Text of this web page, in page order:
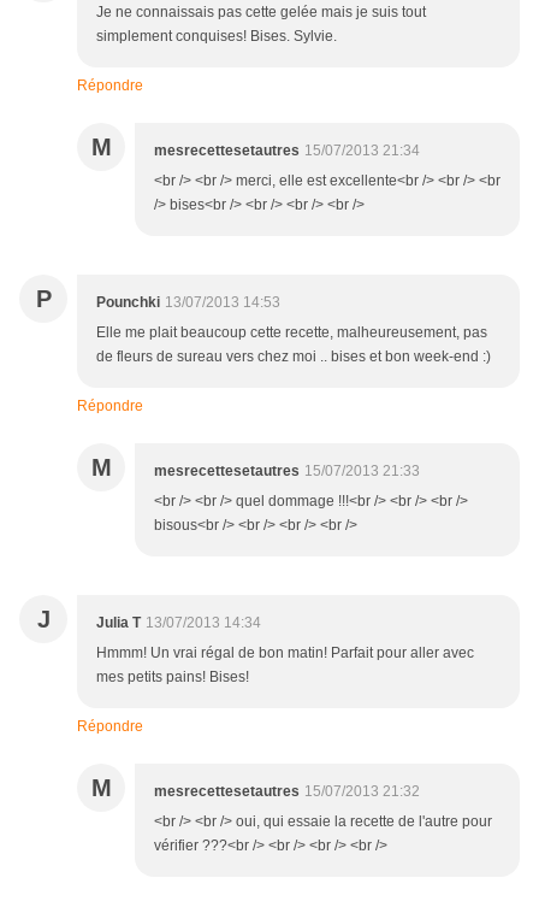
Je ne connaissais pas cette gelée mais je suis tout
simplement conquises! Bises. Sylvie.
Répondre
M mesrecettesetautres 15/07/2013 21:34
<br /> <br /> merci, elle est excellente<br /> <br /> <br
/> bises<br /> <br /> <br /> <br />
P Pounchki 13/07/2013 14:53
Elle me plait beaucoup cette recette, malheureusement, pas
de fleurs de sureau vers chez moi .. bises et bon week-end :)
Répondre
M mesrecettesetautres 15/07/2013 21:33
<br /> <br /> quel dommage !!!<br /> <br /> <br />
bisous<br /> <br /> <br /> <br />
J Julia T 13/07/2013 14:34
Hmmm! Un vrai régal de bon matin! Parfait pour aller avec
mes petits pains! Bises!
Répondre
M mesrecettesetautres 15/07/2013 21:32
<br /> <br /> oui, qui essaie la recette de l'autre pour
vérifier ???<br /> <br /> <br /> <br />